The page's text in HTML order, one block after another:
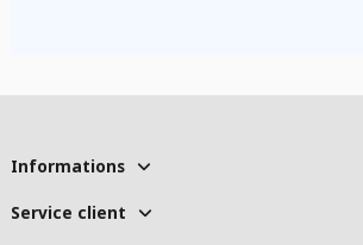
Informations
Service client